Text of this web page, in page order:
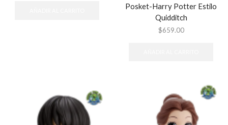
Posket-Harry Potter Estilo
Quidditch
$659.00